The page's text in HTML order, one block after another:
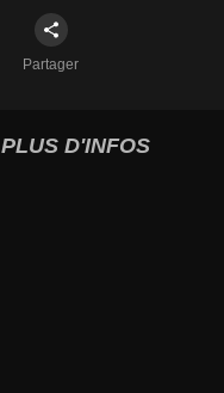
Partager
PLUS D'INFOS